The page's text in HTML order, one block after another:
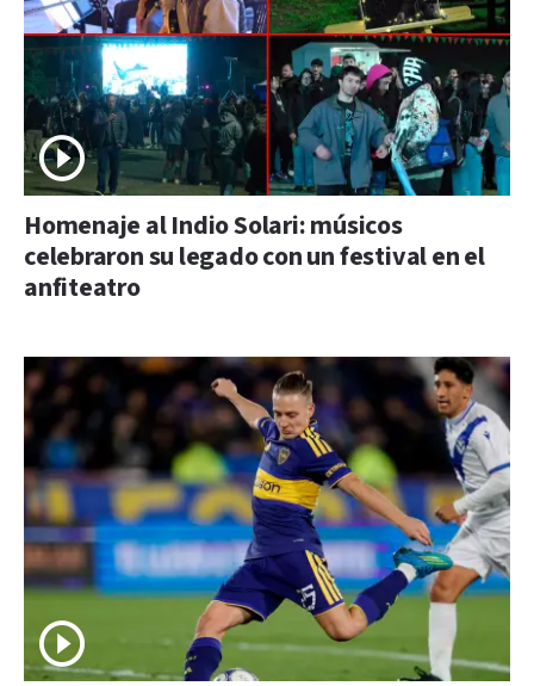
Homenaje al Indio Solari: músicos
celebraron su legado con un festival en el
anfiteatro